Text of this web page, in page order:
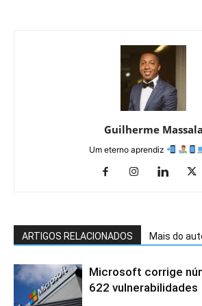
Guilherme Massala
Um eterno aprendiz
ARTIGOS RELACIONADOS Mais do
Microsoft corrige
622 vulnerabilidades